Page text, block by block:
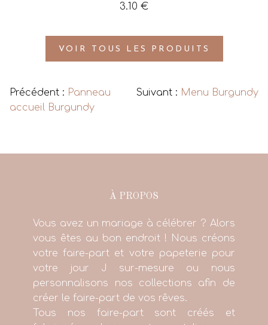
3.10 €
VOIR TOUS LES PRODUITS
Précédent : Panneau
accueil Burgundy
Suivant : Menu Burgundy
À PROPOS
Vous avez un mariage à célébrer ? Alors
vous êtes au bon endroit ! Nous créons
votre faire-part et votre papeterie pour
votre jour J sur-mesure ou nous
personnalisons nos collections afin de
créer le faire-part de vos rêves.
Tous nos faire-part sont créés et